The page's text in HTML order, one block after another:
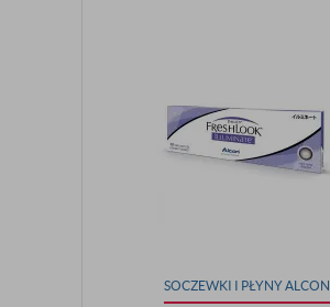
SOCZEWKI I PŁYNY ALCON